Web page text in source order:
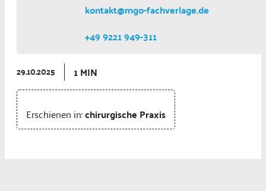
kontakt@mgo-fachverlage.de
+49 9221 949-311
29.10.2025 1 MIN
Erschienen in:chirurgische Praxis